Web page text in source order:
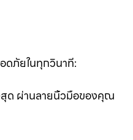
ภัยในทุกวินาที:
ด ผ่านลายนิ้วมือของคุณ